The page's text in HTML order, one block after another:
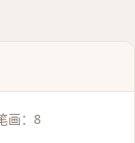
画：8